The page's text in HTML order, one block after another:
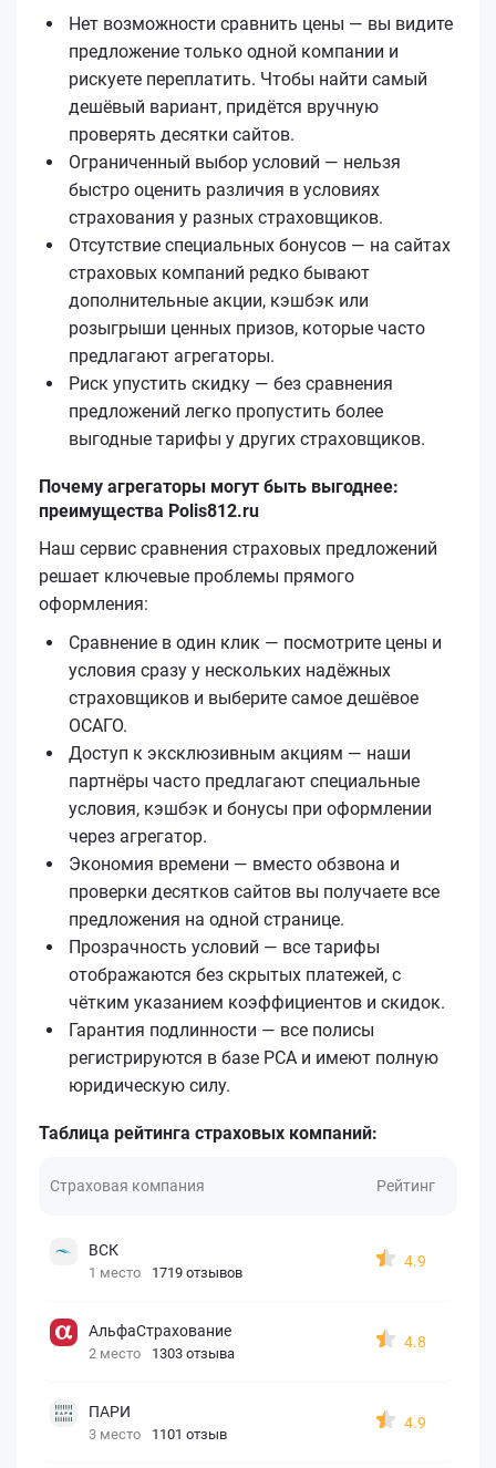
Нет возможности сравнить цены — вы видите
предложение только одной компании и
рискуете переплатить. Чтобы найти самый
дешёвый вариант, придётся вручную
проверять десятки сайтов.
Ограниченный выбор условий — нельзя
быстро оценить различия в условиях
страхования у разных страховщиков.
Отсутствие специальных бонусов — на сайтах
страховых компаний редко бывают
дополнительные акции, кэшбэк или
розыгрыши ценных призов, которые часто
предлагают агрегаторы.
Риск упустить скидку — без сравнения
предложений легко пропустить более
выгодные тарифы у других страховщиков.
Почему агрегаторы могут быть выгоднее:
преимущества Polis812.ru
Наш сервис сравнения страховых предложений
решает ключевые проблемы прямого
оформления:
Сравнение в один клик — посмотрите цены и
условия сразу у нескольких надёжных
страховщиков и выберите самое дешёвое
ОСАГО.
Доступ к эксклюзивным акциям — наши
партнёры часто предлагают специальные
условия, кэшбэк и бонусы при оформлении
через агрегатор.
Экономия времени — вместо обзвона и
проверки десятков сайтов вы получаете все
предложения на одной странице.
Прозрачность условий — все тарифы
отображаются без скрытых платежей, с
чётким указанием коэффициентов и скидок.
Гарантия подлинности — все полисы
регистрируются в базе РСА и имеют полную
юридическую силу.
Таблица рейтинга страховых компаний:
Страховая компания Рейтинг
ВСК
1 место 1719 отзывов
4.9
АльфаСтрахование
2 место 1303 отзыва
4.8
ПАРИ
3 место 1101 отзыв
4.9